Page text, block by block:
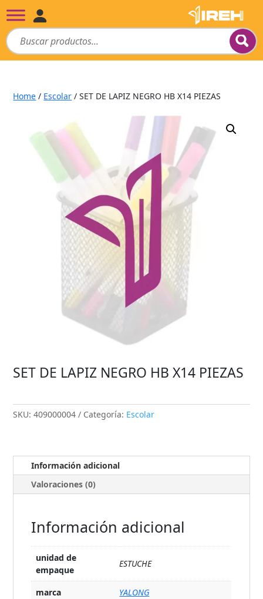
Home / Escolar / SET DE LAPIZ NEGRO HB X14 PIEZAS
SET DE LAPIZ NEGRO HB X14 PIEZAS
SKU:409000004 Categoría: Escolar
Información adicional
Valoraciones (0)
Información adicional
unidad de
empaque
ESTUCHE
marca
YALONG